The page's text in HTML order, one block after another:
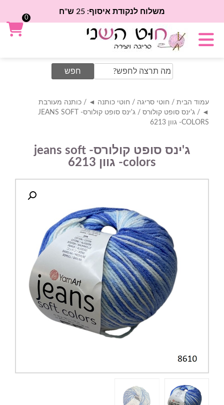
משלוח לנקודת איסוף: 25 ש"ח
Search
for:
עמוד הבית / חוטי סריגה / חוטי כותנה ◄ / כותנה מעורבת
◄
/ ג'ינס סופט קולורס
/ ג'ינס סופט קולורס- JEANS SOFT
COLORS- גוון 6213
ג'ינס סופט קולורס- jeans soft
colors- גוון 6213
0